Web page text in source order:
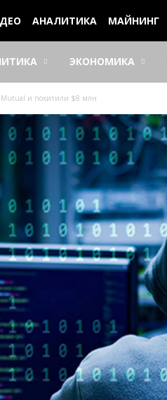
АНАЛИТИКА МАЙНИНГ
ЭКОНОМИКА
Mutual и похитили $8 млн